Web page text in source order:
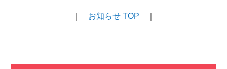
お知らせ TOP